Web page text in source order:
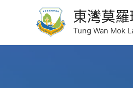
東灣莫
Tung Wan Mok